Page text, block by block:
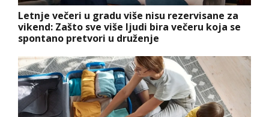
Letnje večeri u gradu više nisu rezervisane za
vikend: Zašto sve više ljudi bira večeru koja se
spontano pretvori u druženje